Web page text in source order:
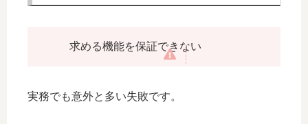
求める機能を保証できない
実務でも意外と多い失敗です。